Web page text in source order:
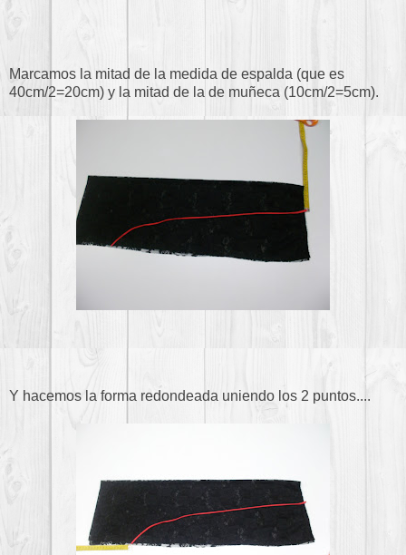
Marcamos la mitad de la medida de espalda (que es
40cm/2=20cm) y la mitad de la de muñeca (10cm/2=5cm).
Y hacemos la forma redondeada uniendo los 2 puntos....